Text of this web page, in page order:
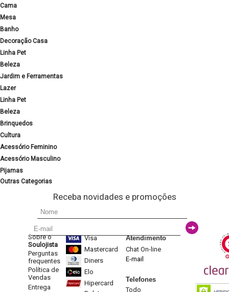
Cama
Mesa
Banho
Decoração Casa
Linha Pet
Beleza
Jardim e Ferramentas
Lazer
Linha Pet
Beleza
Brinquedos
Cultura
Acessório Feminino
Acessório Masculino
Pijamas
Outras Categorias
Receba novidades e promoções
Sobre o
Soulojista
Perguntas
frequentes
Política de
Vendas
Entrega
Visa
Mastercard
Diners
Elo
Hipercard
Atendimento
Chat On-line
E-mail
Telefones
Todo